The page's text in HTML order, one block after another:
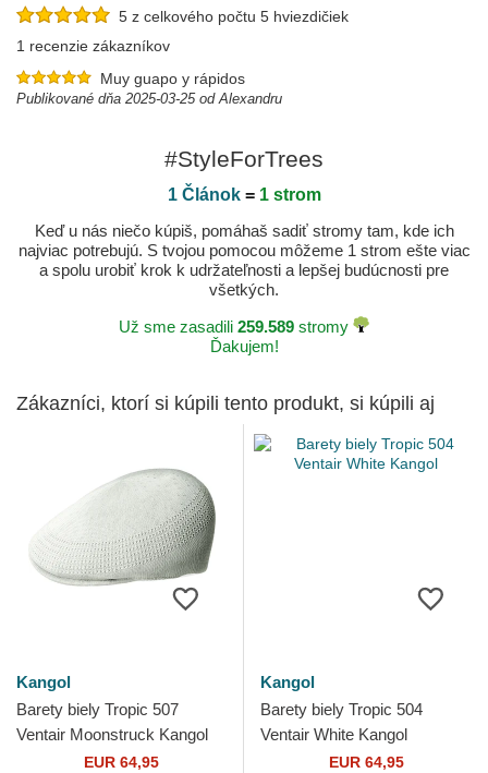
5 z celkového počtu 5 hviezdičiek
1 recenzie zákazníkov
Muy guapo y rápidos
Publikované dňa 2025-03-25 od Alexandru
#StyleForTrees
1 Článok= 1 strom
Keď u nás niečo kúpiš, pomáhaš sadiť stromy tam, kde ich
najviac potrebujú. S tvojou pomocou môžeme 1 strom ešte viac
a spolu urobiť krok k udržateľnosti a lepšej budúcnosti pre
všetkých.
Už sme zasadili 259.589 stromy
Ďakujem!
Zákazníci, ktorí si kúpili tento produkt, si kúpili aj
Kangol
Barety biely Tropic 507
Ventair Moonstruck Kangol
EUR 64,95
Kangol
Barety biely Tropic 504
Ventair White Kangol
EUR 64,95